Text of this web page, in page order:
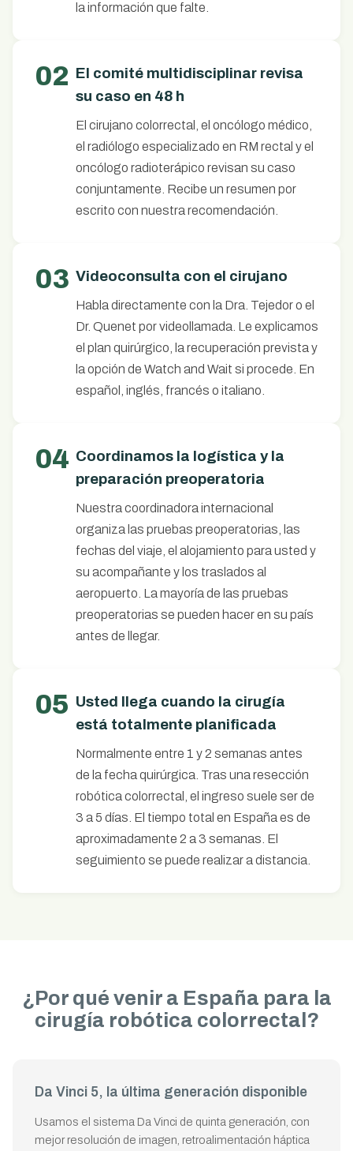
la información que falte.
02
El comité multidisciplinar revisa
su caso en 48 h
El cirujano colorrectal, el oncólogo médico,
el radiólogo especializado en RM rectal y el
oncólogo radioterápico revisan su caso
conjuntamente. Recibe un resumen por
escrito con nuestra recomendación.
03 Videoconsulta con el cirujano
Habla directamente con la Dra. Tejedor o el
Dr. Quenet por videollamada. Le explicamos
el plan quirúrgico, la recuperación prevista y
la opción de Watch and Wait si procede. En
español, inglés, francés o italiano.
04 Coordinamos la logística y la
preparación preoperatoria
Nuestra coordinadora internacional
organiza las pruebas preoperatorias, las
fechas del viaje, el alojamiento para usted y
su acompañante y los traslados al
aeropuerto. La mayoría de las pruebas
preoperatorias se pueden hacer en su país
antes de llegar.
05 Usted llega cuando la cirugía
está totalmente planificada
Normalmente entre 1 y 2 semanas antes
de la fecha quirúrgica. Tras una resección
robótica colorrectal, el ingreso suele ser de
3 a 5 días. El tiempo total en España es de
aproximadamente 2 a 3 semanas. El
seguimiento se puede realizar a distancia.
¿Por qué venir a España para la
cirugía robótica colorrectal?
Da Vinci 5, la última generación disponible
Usamos el sistema Da Vinci de quinta generación, con
mejor resolución de imagen, retroalimentación háptica